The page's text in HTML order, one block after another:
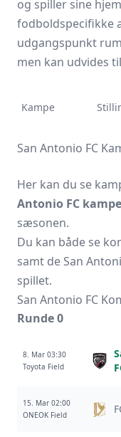
og spiller sine
fodboldspecifikke
udgangspunkt
men kan udvides
Kampe
San Antonio FC
Her kan du se
Antonio FC kampe
sæsonen.
Du kan både se
samt de San
spillet.
San Antonio FC
Runde 0
8. Mar 03:30
Toyota Field
15. Mar 02:00
ONEOK Field